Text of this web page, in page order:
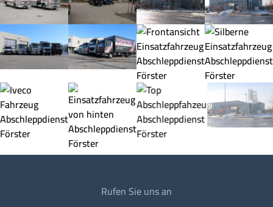
Rufen Sie uns an